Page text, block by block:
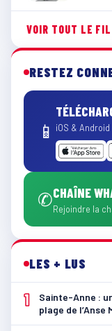
VOIR TOUT LE
RESTEZ
📱 iOS & Android
✆CHAÎNE
Rejoindre la
LES + LUS
1
Sainte-Anne :
plage de l’Anse